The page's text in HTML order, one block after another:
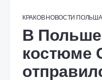
КРАКОВ НОВОСТИ ПОЛЬША
В
костюме